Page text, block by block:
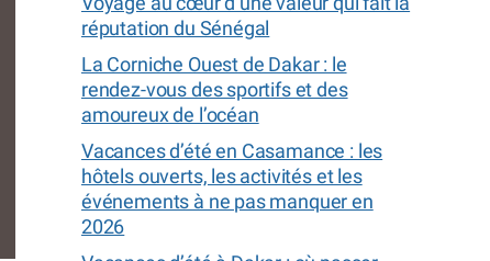
Dinabar
réputation du Sénégal
La Corniche Ouest de Dakar : le
rendez-vous des sportifs et des
amoureux de l’océan
Vacances d’été en Casamance : les
hôtels ouverts, les activités et les
événements à ne pas manquer en
2026